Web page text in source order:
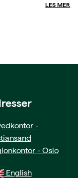
LES MER
-
- Oslo
English